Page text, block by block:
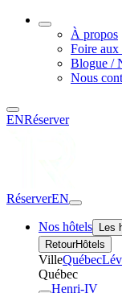
À propos
Foire aux
Blogue /
Nous
ENRéserver
RéserverEN
Nos hôtels
Les
RetourHôtels
VilleQuébec
Québec
Henri-IV